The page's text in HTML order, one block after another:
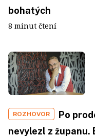
bohatých
8 minut čtení
ROZHOVOR
Po
nevylezl z županu.